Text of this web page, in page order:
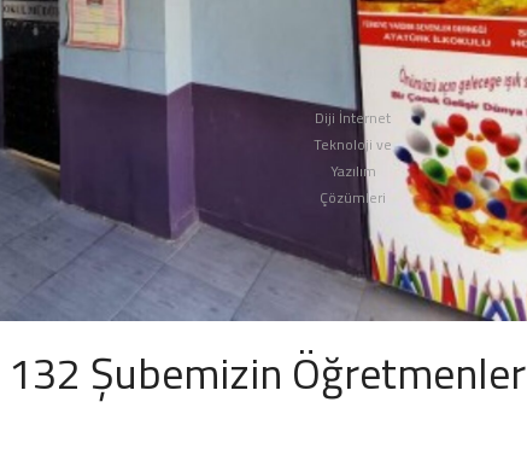
132 Şubemizin Öğretmenler
Diji İnternet
Teknoloji ve
Yazılım
Çözümleri